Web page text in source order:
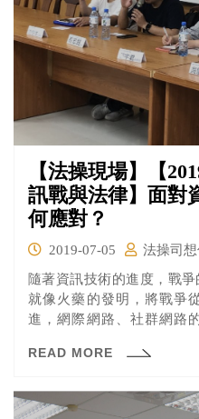
【法操現場】【
訊戰與法律】面對
何應對？
2019-07-05
法操司
隨著資訊技術的進度，戰
就像火藥的發明，將戰爭
進，網際網路、社群網路
READ MORE